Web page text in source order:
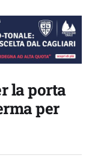
la porta
per